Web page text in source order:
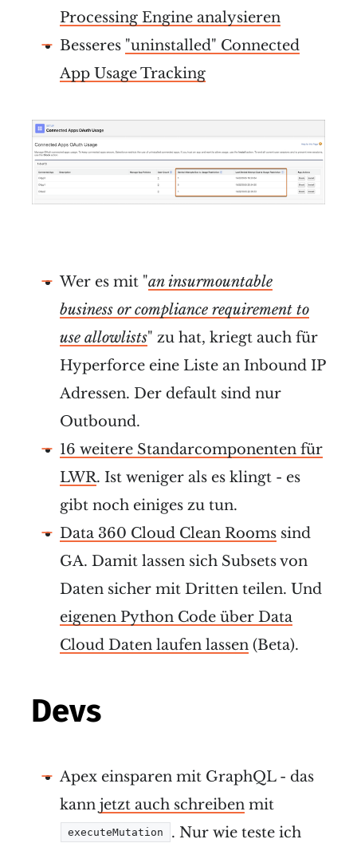
Processing Engine analysieren
Besseres "uninstalled" Connected
App Usage Tracking
Wer es mit "an insurmountable
business or compliance requirement to
use allowlists" zu hat, kriegt auch für
Hyperforce eine Liste an Inbound IP
Adressen. Der default sind nur
Outbound.
16 weitere Standarcomponenten für
LWR. Ist weniger als es klingt - es
gibt noch einiges zu tun.
Data 360 Cloud Clean Rooms sind
GA. Damit lassen sich Subsets von
Daten sicher mit Dritten teilen. Und
eigenen Python Code über Data
Cloud Daten laufen lassen (Beta).
Devs
Apex einsparen mit GraphQL - das
kann jetzt auch schreiben mit
executeMutation
. Nur wie teste ich